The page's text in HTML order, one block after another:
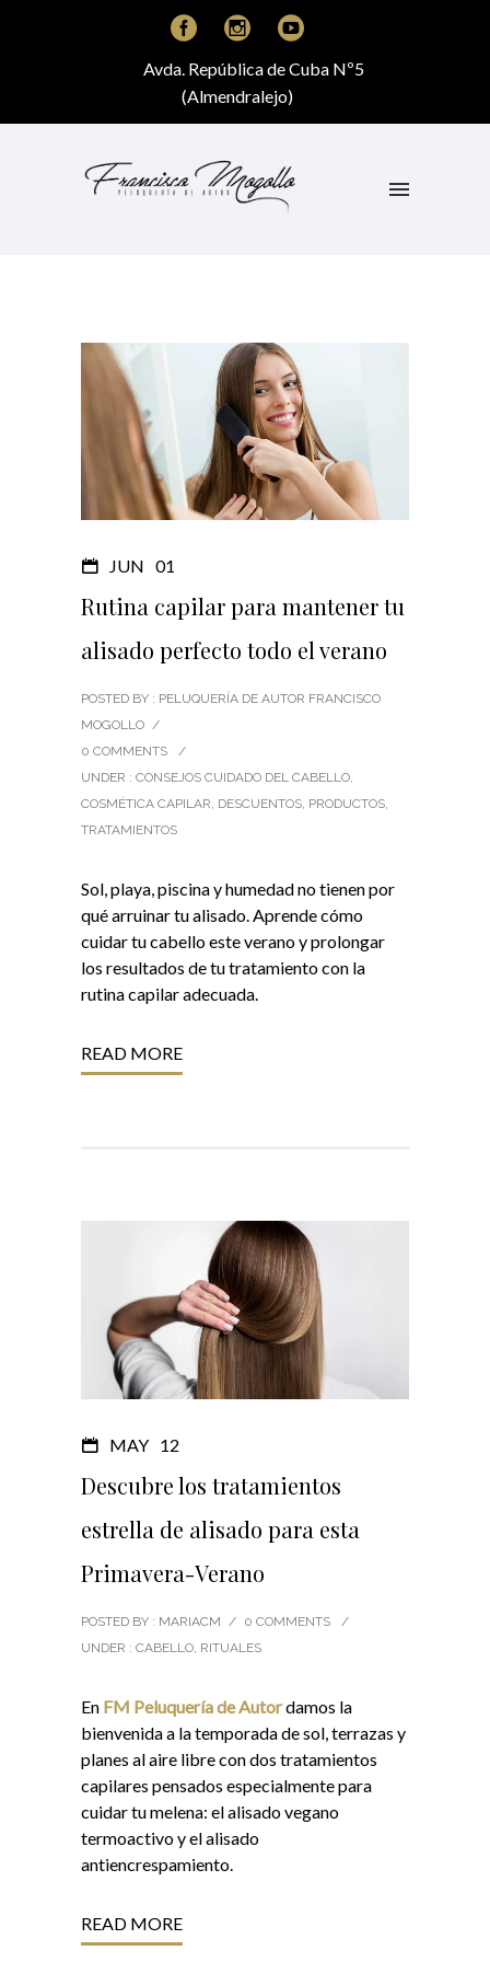
Avda. República de Cuba Nº5
(Almendralejo)
JUN 01
Rutina capilar para mantener tu
alisado perfecto todo el verano
POSTED BY : PELUQUERÍA DE AUTOR FRANCISCO
MOGOLLO /
0 COMMENTS
/
UNDER : CONSEJOS CUIDADO DEL CABELLO,
COSMÉTICA CAPILAR, DESCUENTOS, PRODUCTOS,
TRATAMIENTOS
Sol, playa, piscina y humedad no tienen por
qué arruinar tu alisado. Aprende cómo
cuidar tu cabello este verano y prolongar
los resultados de tu tratamiento con la
rutina capilar adecuada.
READ MORE
MAY 12
Descubre los tratamientos
estrella de alisado para esta
Primavera-Verano
POSTED BY : MARIACM / 0 COMMENTS
/
UNDER : CABELLO, RITUALES
En FM Peluquería de Autordamos la
bienvenida a la temporada de sol, terrazas y
planes al aire libre con dos tratamientos
capilares pensados especialmente para
cuidar tu melena: el alisado vegano
termoactivo y el alisado
antiencrespamiento.
READ MORE